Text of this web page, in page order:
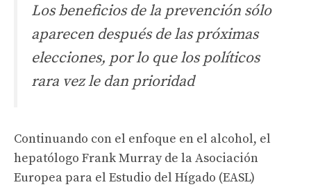
Los beneficios de la prevención sólo
aparecen después de las próximas
elecciones, por lo que los políticos
rara vez le dan prioridad
Continuando con el enfoque en el alcohol, el
hepatólogo Frank Murray de la Asociación
Europea para el Estudio del Hígado (EASL)